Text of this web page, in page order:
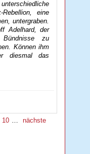
eine
untergraben.
Adelhard, der
zu
Können ihm
diesmal das
10 nächste